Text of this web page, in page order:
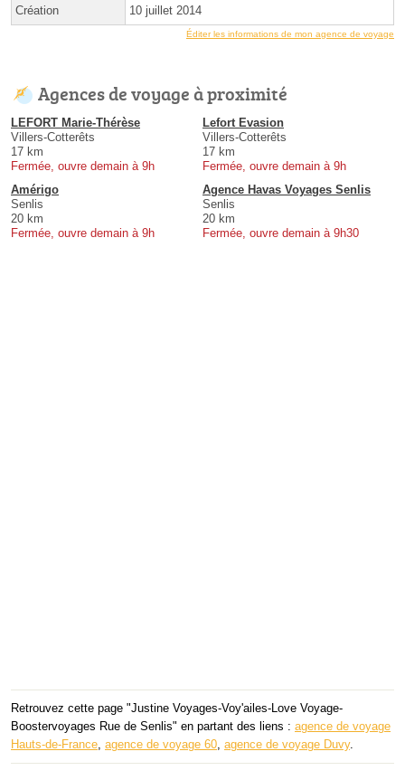
Création 10 juillet 2014
Éditer les informations de mon agence de voyage
Agences de voyage à proximité
LEFORT Marie-Thérèse
Villers-Cotterêts
17 km
Fermée, ouvre demain à 9h
Lefort Evasion
Villers-Cotterêts
17 km
Fermée, ouvre demain à 9h
Amérigo
Senlis
20 km
Fermée, ouvre demain à 9h
Agence Havas Voyages Senlis
Senlis
20 km
Fermée, ouvre demain à 9h30
Retrouvez cette page "Justine Voyages-Voy'ailes-Love Voyage-
Boostervoyages Rue de Senlis" en partant des liens : agence de voyage
Hauts-de-France agence de voyage 60 agence de voyage Duvy.